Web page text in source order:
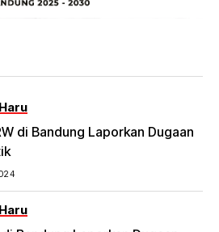
di Bandung Laporkan Dugaan